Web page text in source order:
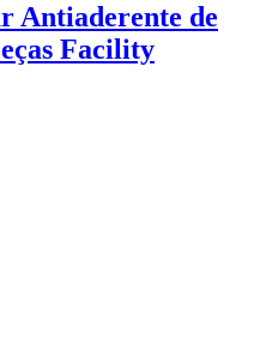
Antiaderente de
Facility